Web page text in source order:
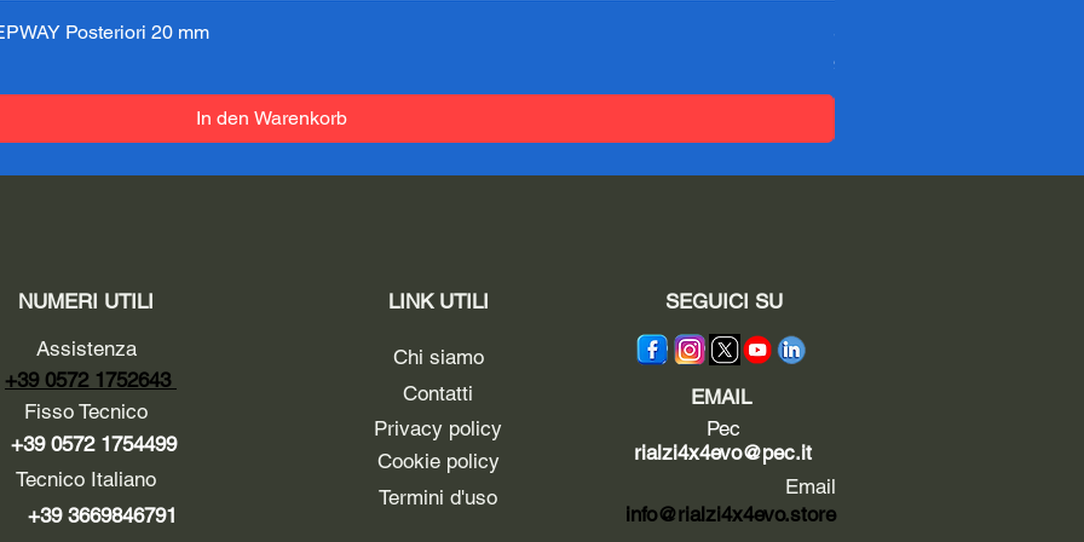
Posteriori 20 mm
In den Warenkorb
Spessori DACIA SANDERO
Preis
95,04 €
NUMERI UTILI
Assistenza
+39 0572 1752643
Fisso Tecnico
+39 0572 1754499
Tecnico Italiano
+39 3669846791
LINK UTILI
Chi siamo
Contatti
Privacy policy
Cookie policy
Termini d'uso
SEGUICI SU
EMAIL
Pec
rialzi4x4evo@pec.it
Email
info@rialzi4x4evo.store